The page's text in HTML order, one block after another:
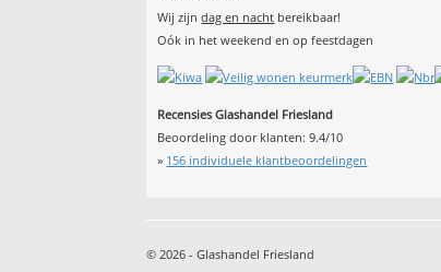
Wij zijndag en nacht bereikbaar!
Oók in het weekend en op feestdagen
Recensies Glashandel Friesland
Beoordeling door klanten:9.4/10
» 156 individuele klantbeoordelingen
© 2026 - Glashandel Friesland